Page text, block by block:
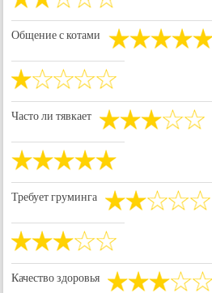
Общение с котами
Часто ли тявкает
Требует груминга
Качество здоровья